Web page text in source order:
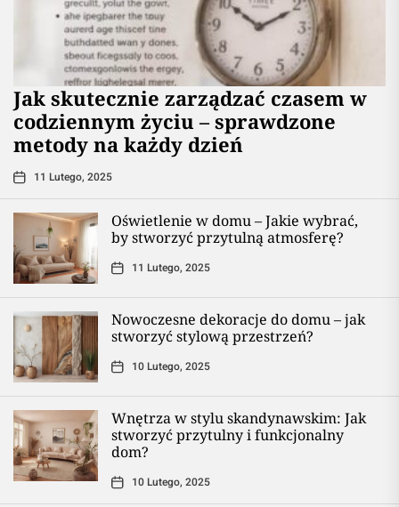
Jak skutecznie zarządzać czasem w
codziennym życiu – sprawdzone
metody na każdy dzień
11 Lutego, 2025
Oświetlenie w domu – Jakie wybrać,
by stworzyć przytulną atmosferę?
11 Lutego, 2025
Nowoczesne dekoracje do domu – jak
stworzyć stylową przestrzeń?
10 Lutego, 2025
Wnętrza w stylu skandynawskim: Jak
stworzyć przytulny i funkcjonalny
dom?
10 Lutego, 2025